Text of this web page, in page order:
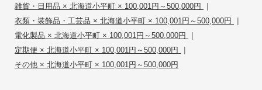
雑貨・日用品 × 北海道小平町 × 100,001円～500,000円 |
衣類・装飾品・工芸品 × 北海道小平町 × 100,001円～500,000円 |
電化製品 × 北海道小平町 × 100,001円～500,000円 |
定期便 × 北海道小平町 × 100,001円～500,000円 |
その他 × 北海道小平町 × 100,001円～500,000円